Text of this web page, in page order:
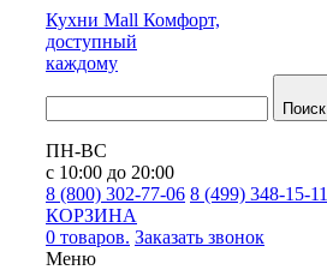
Кухни Mall Комфорт,
доступный
каждому
Поиск
ПН-ВС
с 10:00 до 20:00
8 (800) 302-77-06 8 (499) 348-15-11
КОРЗИНА
0 товаров. Заказать звонок
Меню